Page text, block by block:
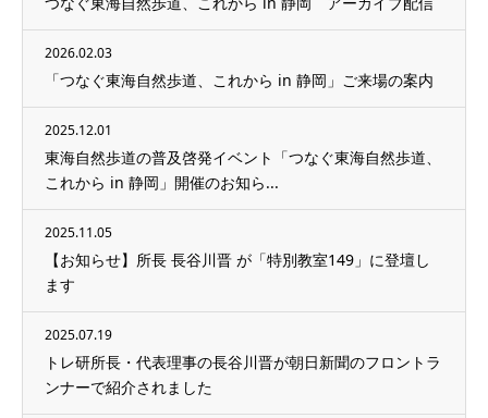
2026.02.03
「つなぐ東海自然歩道、これから in 静岡」ご来場の案内
2025.12.01
東海自然歩道の普及啓発イベント「つなぐ東海自然歩道、
これから in 静岡」開催のお知ら...
2025.11.05
【お知らせ】所長 長谷川晋 が「特別教室149」に登壇し
ます
2025.07.19
トレ研所長・代表理事の長谷川晋が朝日新聞のフロントラ
ンナーで紹介されました